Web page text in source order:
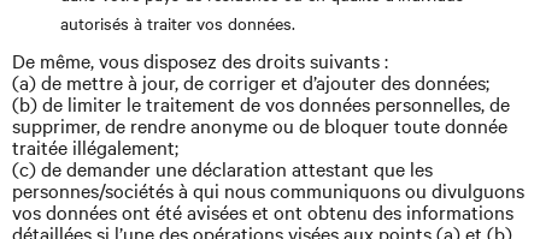
autorisés à traiter vos données.
De même, vous disposez des droits suivants :
(a) de mettre à jour, de corriger et d’ajouter des données;
(b) de limiter le traitement de vos données personnelles, de
supprimer, de rendre anonyme ou de bloquer toute donnée
traitée illégalement;
(c) de demander une déclaration attestant que les
personnes/sociétés à qui nous communiquons ou divulguons
vos données ont été avisées et ont obtenu des informations
détaillées si l’une des opérations visées aux points (a) et (b)